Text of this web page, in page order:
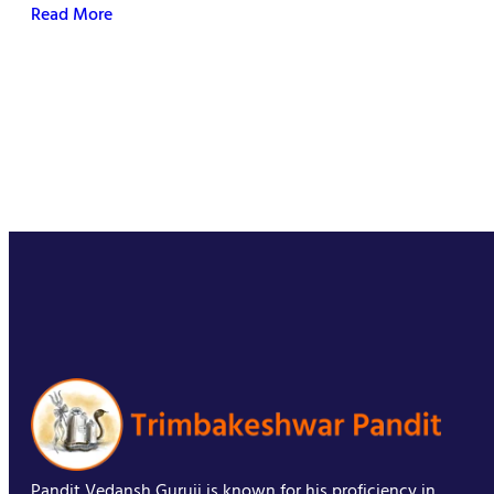
Read More